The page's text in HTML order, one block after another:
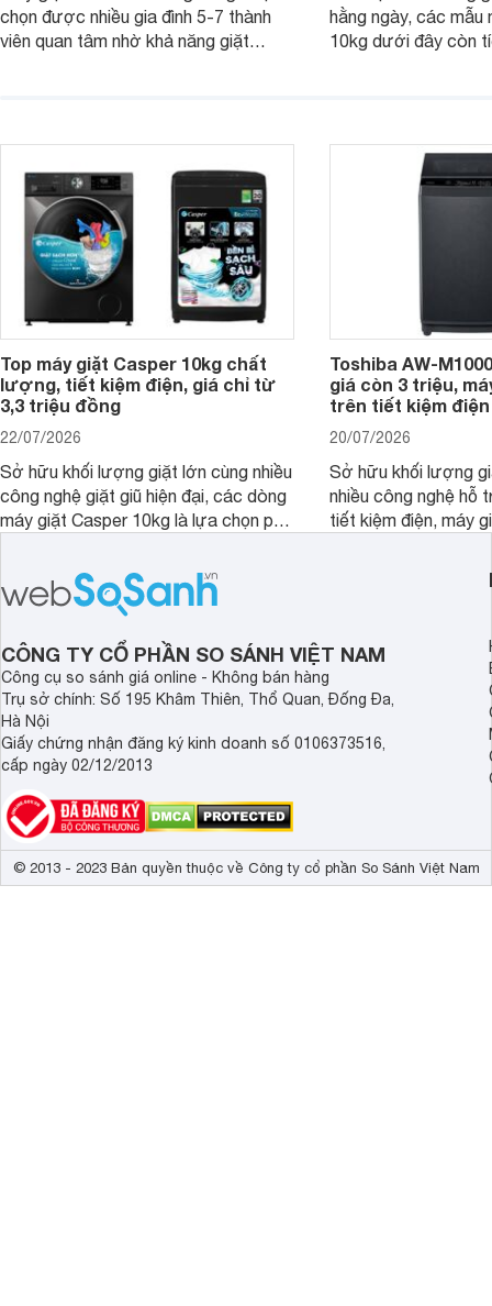
chọn được nhiều gia đình 5-7 thành
viên quan tâm nhờ khả năng giặt
hằng ngày, các mẫu
10kg dưới đây còn
Top máy giặt Casper 10kg chất
lượng, tiết kiệm điện, giá chỉ từ
3,3 triệu đồng
22/07/2026
Sở hữu khối lượng giặt lớn cùng nhiều
công nghệ giặt giũ hiện đại, các dòng
máy giặt Casper 10kg là lựa chọn phù
Toshiba AW-
giá còn 3 triệu,
trên tiết kiệm
20/07/2026
Sở hữu khối lượng
nhiều công nghệ hỗ
tiết kiệm điện, máy
nhắc cho các gia
bán hiện đã giảm
CÔNG TY CỔ PHẦN SO SÁNH VIỆT NAM
Công cụ so sánh giá online - Không bán hàng
Trụ sở chính: Số 195 Khâm Thiên, Thổ Quan, Đống Đa,
Hà Nội
Giấy chứng nhận đăng ký kinh doanh số 0106373516,
cấp ngày 02/12/2013
© 2013 - 2023 Bản quyền thuộc về Công ty cổ phần So Sánh Việt Nam